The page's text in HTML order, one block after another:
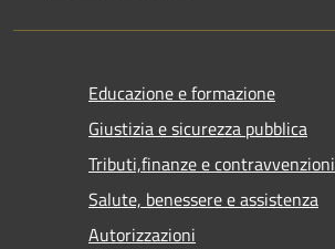
Educazione e formazione
Giustizia e sicurezza pubblica
Tributi,finanze e contravvenzioni
Salute, benessere e assistenza
Autorizzazioni